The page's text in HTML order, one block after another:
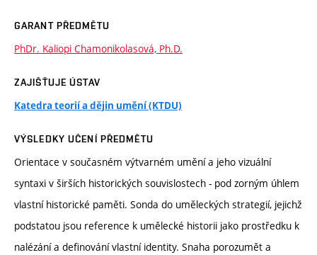
GARANT PŘEDMĚTU
PhDr. Kaliopi Chamonikolasová, Ph.D.
ZAJIŠŤUJE ÚSTAV
Katedra teorií a dějin umění (KTDU)
VÝSLEDKY UČENÍ PŘEDMĚTU
Orientace v současném výtvarném umění a jeho vizuální
syntaxi v širších historických souvislostech - pod zorným úhlem
vlastní historické paměti. Sonda do uměleckých strategií, jejichž
podstatou jsou reference k umělecké historii jako prostředku k
nalézání a definování vlastní identity. Snaha porozumět a